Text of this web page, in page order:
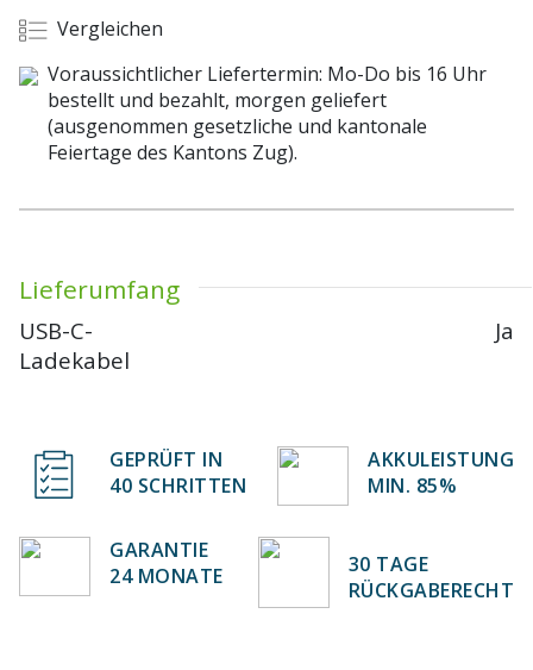
Lieferumfang
USB-C-
Ladekabel
Ja
GEPRÜFT IN
40 SCHRITTEN
AKKULEISTUNG
MIN. 85%
GARANTIE
24 MONATE
30 TAGE
RÜCKGABERECHT
Vergleichen
Voraussichtlicher Liefertermin: Mo-Do bis 16 Uhr
bestellt und bezahlt, morgen geliefert
(ausgenommen gesetzliche und kantonale
Feiertage des Kantons Zug).